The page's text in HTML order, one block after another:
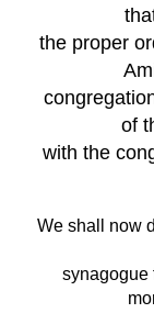
the proper
of
with the
We shall now
synagogue